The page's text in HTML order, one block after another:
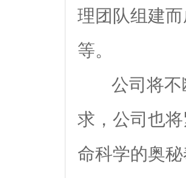
理团队组建
等。
公司将
求，公司也
命科学的奥